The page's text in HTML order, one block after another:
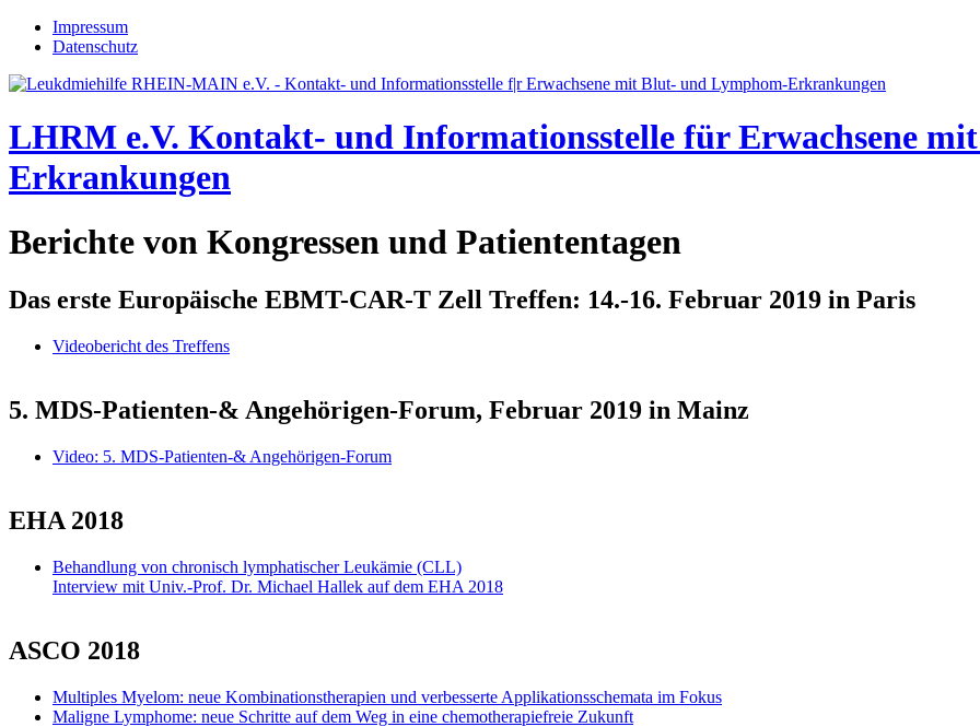
Jump to navigation
Impressum
Datenschutz
LHRM e.V. Kontakt- und Informationsstelle für Erwachsene
Erkrankungen
Berichte von Kongressen und Patiententagen
Das erste Europäische EBMT-CAR-T Zell Treffen: 14.-16. Februar 2019 in Paris
Videobericht des Treffens
5. MDS-Patienten-& Angehörigen-Forum, Februar 2019 in Mainz
Video: 5. MDS-Patienten-& Angehörigen-Forum
EHA 2018
Behandlung von chronisch lymphatischer Leukämie (CLL)
Interview mit Univ.-Prof. Dr. Michael Hallek auf dem EHA 2018
ASCO 2018
Multiples Myelom: neue Kombinationstherapien und verbesserte Applikationsschemata im Fokus
Maligne Lymphome: neue Schritte auf dem Weg in eine chemotherapiefreie Zukunft